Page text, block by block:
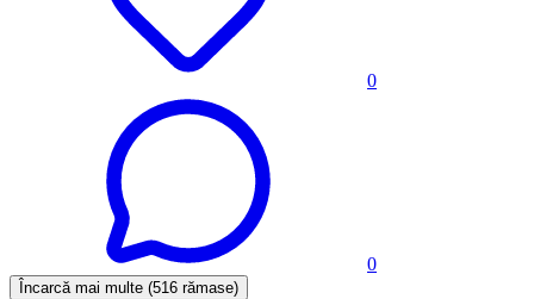
0
0
Încarcă mai multe (516 rămase)